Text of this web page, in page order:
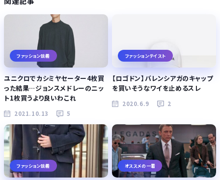
ファッション談義
ユニクロでカシミヤセーター4枚買
った結果…ジョンスメドレーのニッ
ト1枚買うより良いわこれ
2021.10.13 5
ファッションテイスト
【ロゴドン】バレンシアガのキャップ
を買いそうなワイを止めるスレ
2020.6.9 2
ファッション談義 オススメの一着